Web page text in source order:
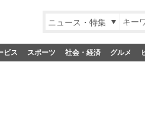
ニュース・特集
ビス スポーツ 社会・経済 グルメ